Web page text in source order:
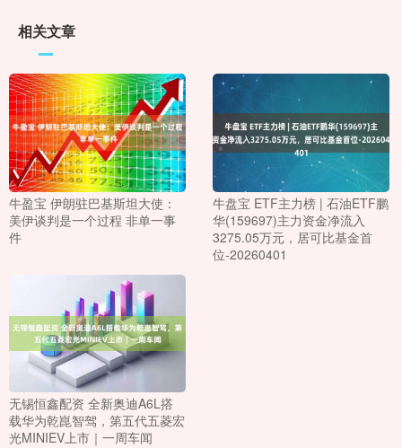
相关文章
牛盈宝 伊朗驻巴基斯坦大使：
美伊谈判是一个过程 非单一事
件
牛盘宝 ETF主力榜 | 石油ETF鹏
华(159697)主力资金净流入
3275.05万元，居可比基金首
位-20260401
无锡恒鑫配资 全新奥迪A6L搭
载华为乾崑智驾，第五代五菱宏
光MINIEV上市｜一周车闻